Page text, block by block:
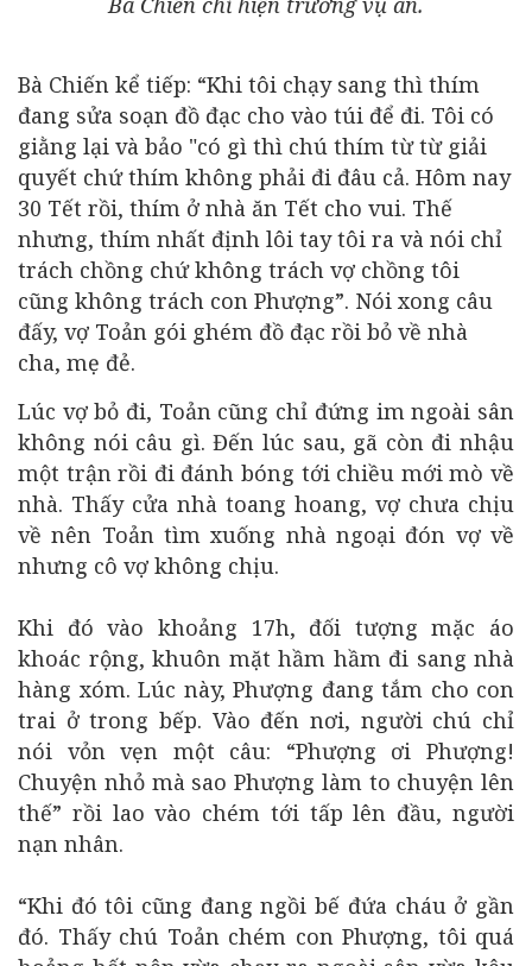
Bà Chiến kể tiếp: “Khi tôi chạy sang thì thím
đang sửa soạn đồ đạc cho vào túi để đi. Tôi có
giằng lại và bảo "có gì thì chú thím từ từ giải
quyết chứ thím không phải đi đâu cả. Hôm nay
30 Tết rồi, thím ở nhà ăn Tết cho vui. Thế
nhưng, thím nhất định lôi tay tôi ra và nói chỉ
trách chồng chứ không trách vợ chồng tôi
cũng không trách con Phượng”. Nói xong câu
đấy, vợ Toản gói ghém đồ đạc rồi bỏ về nhà
cha, mẹ đẻ.
Lúc vợ bỏ đi, Toản cũng chỉ đứng im ngoài sân
không nói câu gì. Đến lúc sau, gã còn đi nhậu
một trận rồi đi đánh bóng tới chiều mới mò về
nhà. Thấy cửa nhà toang hoang, vợ chưa chịu
về nên Toản tìm xuống nhà ngoại đón vợ về
nhưng cô vợ không chịu.
Khi đó vào khoảng 17h, đối tượng mặc áo
khoác rộng, khuôn mặt hầm hầm đi sang nhà
hàng xóm. Lúc này, Phượng đang tắm cho con
trai ở trong bếp. Vào đến nơi, người chú chỉ
nói vỏn vẹn một câu: “Phượng ơi Phượng!
Chuyện nhỏ mà sao Phượng làm to chuyện lên
thế” rồi lao vào chém tới tấp lên đầu, người
nạn nhân.
“Khi đó tôi cũng đang ngồi bế đứa cháu ở gần
đó. Thấy chú Toản chém con Phượng, tôi quá